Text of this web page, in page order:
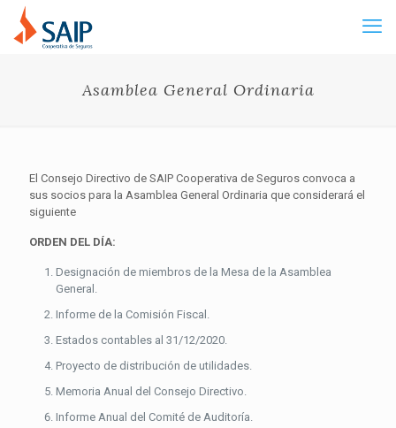
Asamblea General Ordinaria
El Consejo Directivo de SAIP Cooperativa de Seguros convoca a
sus socios para la Asamblea General Ordinaria que considerará el
siguiente
ORDEN DEL DÍA:
Designación de miembros de la Mesa de la Asamblea
General.
Informe de la Comisión Fiscal.
Estados contables al 31/12/2020.
Proyecto de distribución de utilidades.
Memoria Anual del Consejo Directivo.
Informe Anual del Comité de Auditoría.